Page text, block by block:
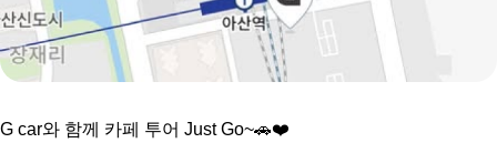
G car와 함께 카페 투어 Just Go~🚗❤️